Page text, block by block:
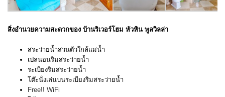
สิ่งอำนวยความสะดวกของ บ้านริเวอร์โฮม หัวหิน พูลวิลล่า
สระว่ายน้ำส่วนตัวใกล้แม่น้ำ
เปลนอนริมสระว่ายน้ำ
ระเบียงริมสระว่ายน้ำ
โต๊ะนั่งเล่นบนระเบียงริมสระว่ายน้ำ
Free!! WiFi